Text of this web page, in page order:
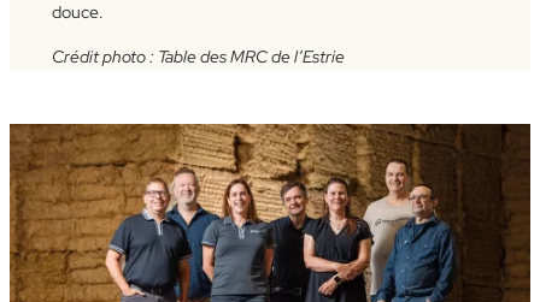
douce.
Crédit photo : Table des MRC de l’Estrie